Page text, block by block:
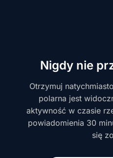
Nigdy nie
Otrzymuj
polarna jest
aktywność w czasie
powiadomienia 30
się